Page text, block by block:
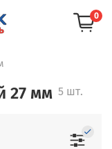
0
27 мм 5 шт.